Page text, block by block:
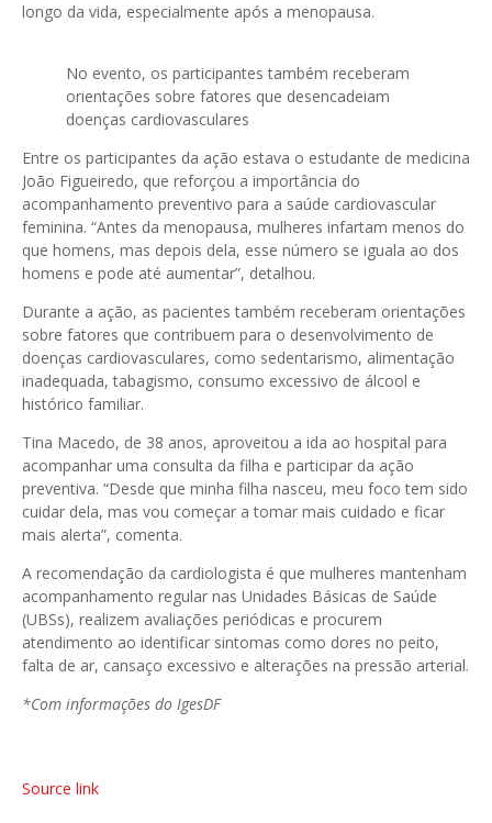
longo da vida, especialmente após a menopausa.
No evento, os participantes também receberam
orientações sobre fatores que desencadeiam
doenças cardiovasculares
Entre os participantes da ação estava o estudante de medicina
João Figueiredo, que reforçou a importância do
acompanhamento preventivo para a saúde cardiovascular
feminina. “Antes da menopausa, mulheres infartam menos do
que homens, mas depois dela, esse número se iguala ao dos
homens e pode até aumentar”, detalhou.
Durante a ação, as pacientes também receberam orientações
sobre fatores que contribuem para o desenvolvimento de
doenças cardiovasculares, como sedentarismo, alimentação
inadequada, tabagismo, consumo excessivo de álcool e
histórico familiar.
Tina Macedo, de 38 anos, aproveitou a ida ao hospital para
acompanhar uma consulta da filha e participar da ação
preventiva. “Desde que minha filha nasceu, meu foco tem sido
cuidar dela, mas vou começar a tomar mais cuidado e ficar
mais alerta”, comenta.
A recomendação da cardiologista é que mulheres mantenham
acompanhamento regular nas Unidades Básicas de Saúde
(UBSs), realizem avaliações periódicas e procurem
atendimento ao identificar sintomas como dores no peito,
falta de ar, cansaço excessivo e alterações na pressão arterial.
*Com informações do IgesDF
Source link